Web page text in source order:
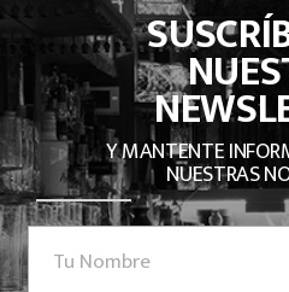
Y MANTENTE
NUESTRAS